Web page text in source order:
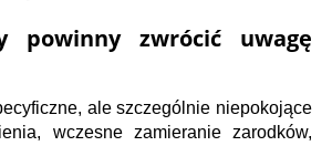
powinny zwrócić uwagę
ale szczególnie niepokojące
wczesne zamieranie zarodków,